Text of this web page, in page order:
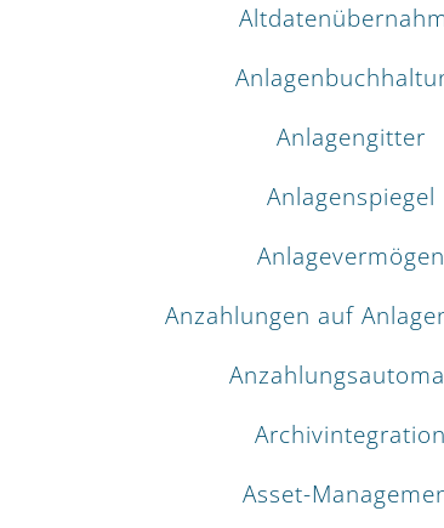
Anlagengitter
Anlagenspiegel
Anlagevermögen
Anzahlungen auf
Archivintegration
Asset-